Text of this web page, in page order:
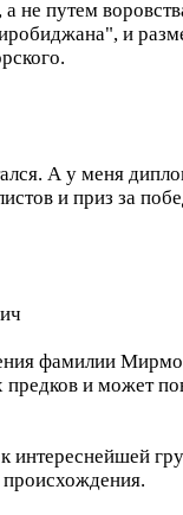
не путем
и
А у меня
и приз за
фамилии
и может